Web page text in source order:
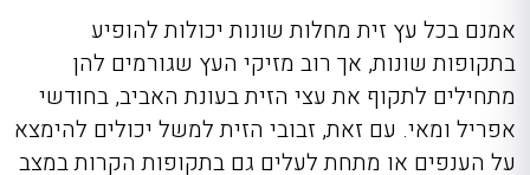
אמנם בכל עץ זית מחלות שונות יכולות להופיע
בתקופות שונות, אך רוב מזיקי העץ שגורמים להן
מתחילים לתקוף את עצי הזית בעונת האביב, בחודשי
אפריל ומאי. עם זאת, זבובי הזית למשל יכולים להימצא
על הענפים או מתחת לעלים גם בתקופות הקרות במצב